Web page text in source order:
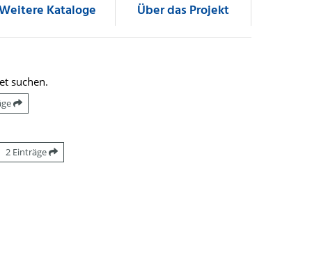
Kataloge Über das Projekt
suchen.
2 Einträge